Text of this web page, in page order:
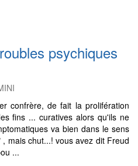
psychiques
confrère, de fait la prolifération
fins ... curatives alors qu'ils ne
va bien dans le sens
mais chut...! vous avez dit Freud
...